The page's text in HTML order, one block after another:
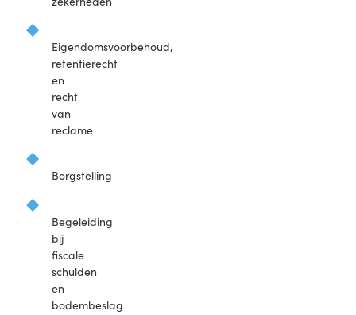
Eigendomsvoorbehoud,
retentierecht
en
recht
van
reclame
Borgstelling
Begeleiding
bij
fiscale
schulden
en
bodembeslag